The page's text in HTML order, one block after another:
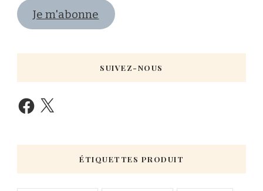
Je m'abonne
SUIVEZ-NOUS
ÉTIQUETTES PRODUIT